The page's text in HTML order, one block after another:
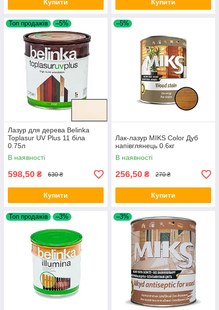
Купити Купити
Топ продажів –5%
Лазур для дерева Belinka
Toplasur UV Plus 11 біла
0.75л
В наявності
598,50 ₴ 630 ₴
Купити
–5%
Лак-лазур MIKS Color Дуб
напівглянець 0.6кг
В наявності
256,50 ₴ 270 ₴
Купити
Топ продажів –3% –3%